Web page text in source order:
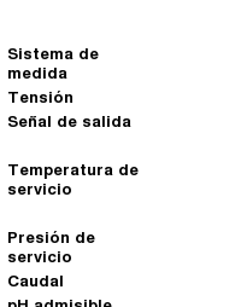
Sistema de
medida
Tensión
Señal de salida
Temperatura de
servicio
Presión de
servicio
Caudal